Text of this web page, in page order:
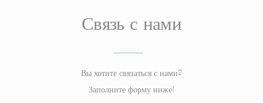
Связь с нами
Вы хотите связаться с нами?
Заполните форму ниже!